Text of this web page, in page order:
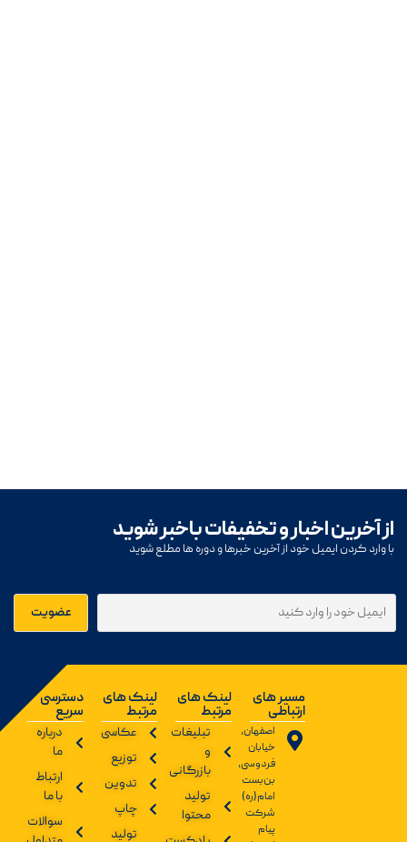
از آخرین اخبار و تخفیفات باخبر شوید
با وارد کردن ایمیل خود از آخرین خبرها و دوره ها مطلع شوید
مسیر های
ارتباطی
اصفهان،
خیابان
فردوسی،
بن‌بست
امام(ره)
شرکت
پیام
لینک های
مرتبط
تبلیغات
و
بازرگانی
تولید
محتوا
لینک های
مرتبط
عکاسی
توزیع
تدوین
چاپ
تولید
دسترسی
سریع
درباره
ما
ارتباط
با ما
سوالات